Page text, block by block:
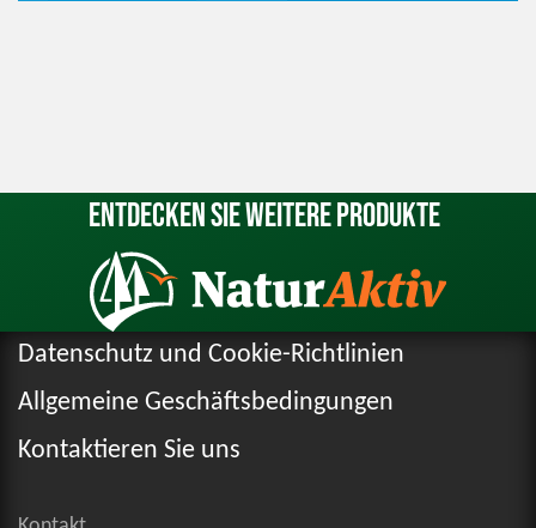
Entdecken Sie weitere Produkte
Datenschutz und Cookie-Richtlinien
Allgemeine Geschäftsbedingungen
Kontaktieren Sie uns